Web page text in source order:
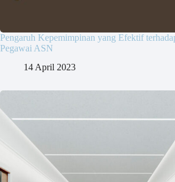
Pengaruh Kepemimpinan yang Efektif
Pegawai ASN
14 April 2023